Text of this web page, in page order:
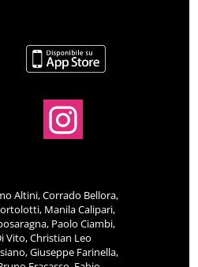
Altini, Corrado Bellora,
Manila Calipari,
Paolo Ciambi,
Vito, Christian Leo
Giuseppe Farinella,